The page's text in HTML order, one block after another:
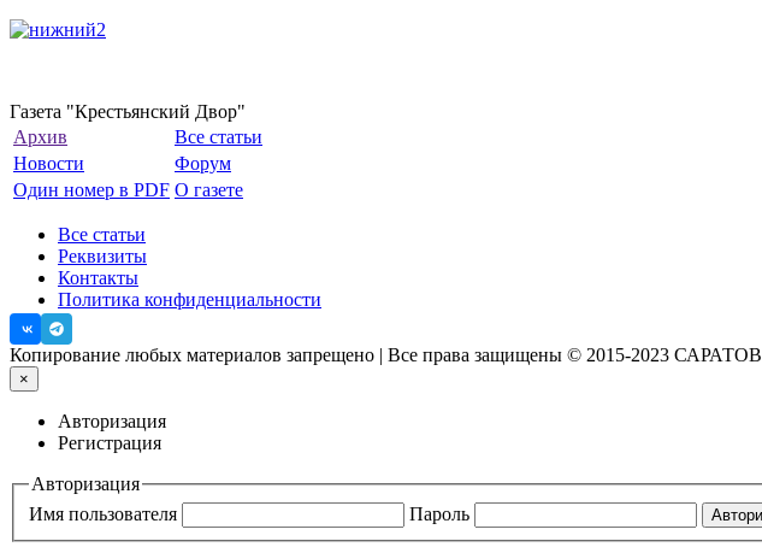
Газета "Крестьянский Двор"
Архив
Все статьи
Новости
Форум
Один номер в PDF О газете
Все статьи
Реквизиты
Контакты
Политика конфиденциальности
Копирование любых материалов запрещено | Все права защищены © 2015-2023 САРАТОВ
×
Авторизация
Регистрация
Авторизация
Имя пользователя
Пароль